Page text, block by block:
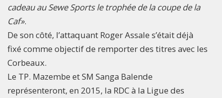
cadeau au Sewe Sports le trophée de la coupe de la
Caf».
De son côté, l’attaquant Roger Assale s’était déjà
fixé comme objectif de remporter des titres avec les
Corbeaux.
Le TP. Mazembe et SM Sanga Balende
représenteront, en 2015, la RDC à la Ligue des